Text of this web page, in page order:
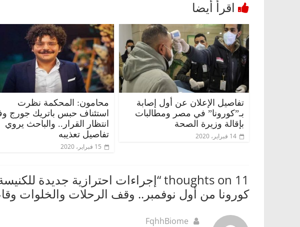
تفاصيل الإعلان عن أول إصابة
بـ”كورونا” في مصر ومطالبات
بإقالة وزيرة الصحة
14 فبراير، 2020
محامون: المحكمة نظرت
استئناف حبس باتريك جورج
انتظار القرار.. والباحث يروي
تفاصيل تعذيبه
15 فبراير، 2020
11 thoughts on “
إجراءات احترازية جديدة
كورونا من أول نوفمبر.. وقف الرحلات والخلوات
FqhhBiome